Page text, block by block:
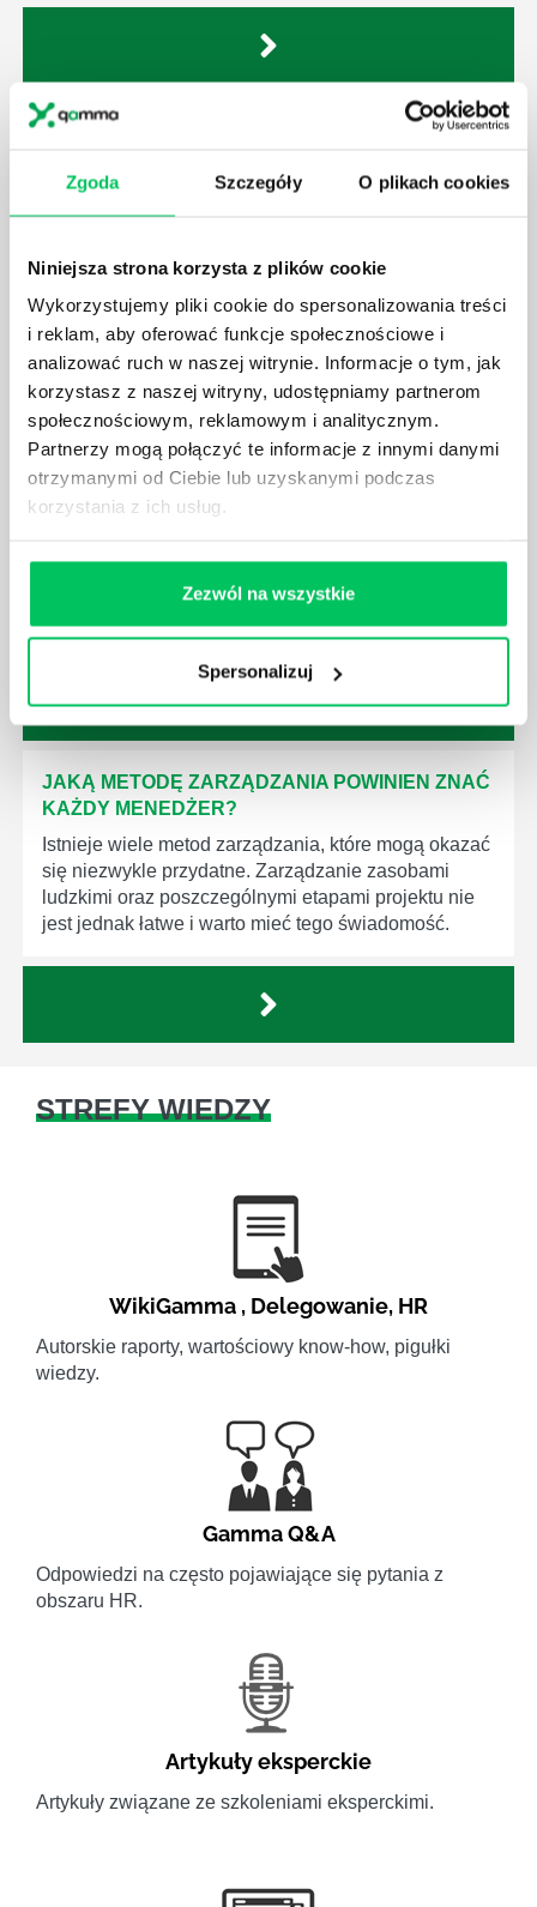
Zgoda Szczegóły O plikach cookies
Niniejsza strona korzysta z plików cookie
Wykorzystujemy pliki cookie do spersonalizowania treści
i reklam, aby oferować funkcje społecznościowe i
analizować ruch w naszej witrynie. Informacje o tym, jak
korzystasz z naszej witryny, udostępniamy partnerom
społecznościowym, reklamowym i analitycznym.
Partnerzy mogą połączyć te informacje z innymi danymi
otrzymanymi od Ciebie lub uzyskanymi podczas
korzystania z ich usług.
Zezwól na wszystkie
Spersonalizuj
JAKIE UMIEJĘTNOŚCI MENEDŻERSKIE
Nawet zespół złożony z doskonale wykształconych i
kompetentnych pracowników nie będzie w stanie
nim odpowiedniego kierownictwa. Zawsze
czynności wykonywane przez pracowników.
JAK BRYGADZISTA MOŻE ROZWINĄĆ SWOJE
KOMPETENCJE MENEDŻERSKIE?
firmie. Osoba je pełniąca jest w pełni odpowiedzialna
za realizację działań podległych mu osób oraz
działu.
JAKĄ METODĘ ZARZĄDZANIA POWINIEN ZNAĆ
KAŻDY MENEDŻER?
Istnieje wiele metod zarządzania, które mogą okazać
się niezwykle przydatne. Zarządzanie zasobami
ludzkimi oraz poszczególnymi etapami projektu nie
jest jednak łatwe i warto mieć tego świadomość.
STREFY WIEDZY
WikiGamma , Delegowanie, HR
Autorskie raporty, wartościowy know-how, pigułki
wiedzy.
Gamma Q&A
Odpowiedzi na często pojawiające się pytania z
obszaru HR.
Artykuły eksperckie
Artykuły związane ze szkoleniami eksperckimi.